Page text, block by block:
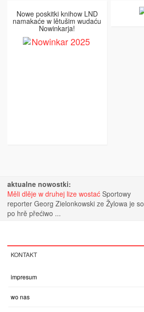
Nowe poskitki knihow LND
namakaće w lětušim wudaću
Nowinkarja!
aktualne nowostki:
Měli dlěje w druhej lize wostać Sportowy
reporter Georg Zielonkowski ze Žylowa je so
po hrě přećiwo ...
KONTAKT
impresum
wo nas